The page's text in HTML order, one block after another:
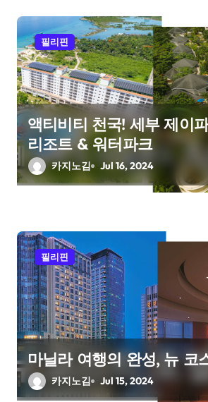
필리핀
액티비티 천국! 세부 제이
리조트 & 워터파크
카지노김 Jul 16, 2024
필리핀
마닐라 여행의 완성, 뉴 코
카지노김 Jul 15, 2024